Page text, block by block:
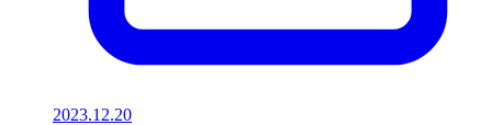
2023.12.20